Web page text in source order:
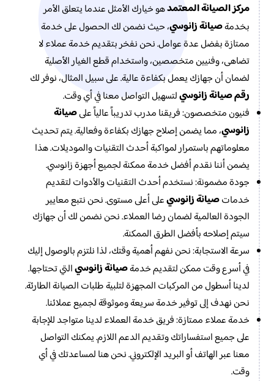
مركز الصيانة المعتمدهو خيارك الأمثل عندما يتعلق الأمر
بخدمةصيانة زانوسي، حيث نضمن لك الحصول على خدمة
ممتازة بفضل عدة عوامل. نحن نفخر بتقديم خدمة عملاء لا
تضاهى، وفنيين متخصصين، واستخدام قطع الغيار الأصلية
لضمان أن جهازك يعمل بكفاءة عالية. على سبيل المثال، نوفر لك
رقم صيانة زانوسيلتسهيل التواصل معنا في أي وقت.
فنيون متخصصون: فريقنا مدرب تدريباً عالياً علىصيانة
زانوسي، مما يضمن إصلاح جهازك بكفاءة وفعالية. يتم تحديث
معلوماتهم باستمرار لمواكبة أحدث التقنيات والموديلات. هذا
يضمن أننا نقدم أفضل خدمة ممكنة لجميع أجهزة زانوسي.
جودة مضمونة: نستخدم أحدث التقنيات والأدوات لتقديم
خدماتصيانة زانوسيعلى أعلى مستوى. نحن نتبع معايير
الجودة العالمية لضمان رضا العملاء. نحن نضمن لك أن جهازك
سيتم إصلاحه بأفضل الطرق الممكنة.
سرعة الاستجابة: نحن نفهم أهمية وقتك، لذا نلتزم بالوصول إليك
في أسرع وقت ممكن لتقديم خدمةصيانة زانوسيالتي تحتاجها.
لدينا أسطول من المركبات المجهزة لتلبية طلبات الصيانة الطارئة.
نحن نهدف إلى توفير خدمة سريعة وموثوقة لجميع عملائنا.
خدمة عملاء ممتازة: فريق خدمة العملاء لدينا متواجد للإجابة
على جميع استفساراتك وتقديم الدعم اللازم. يمكنك التواصل
معنا عبر الهاتف أو البريد الإلكتروني. نحن هنا لمساعدتك في أي
وقت.